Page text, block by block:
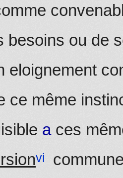
besoins ou de
eloignement
ce même
aces